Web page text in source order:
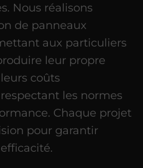
Nous réalisons
de panneaux
aux particuliers
leur propre
coûts
les normes
Chaque projet
pour garantir